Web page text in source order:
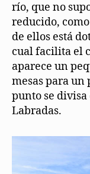
río, que no
reducido,
de ellos está
cual facilita el
aparece un
mesas para un
punto se divisa
Labradas.